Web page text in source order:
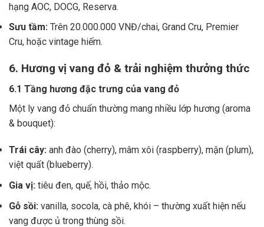
hạng AOC, DOCG, Reserva.
Sưu tầm: Trên 20.000.000 VNĐ/chai, Grand Cru, Premier
Cru, hoặc vintage hiếm.
6. Hương vị vang đỏ & trải nghiệm thưởng thức
6.1 Tầng hương đặc trưng của vang đỏ
Một ly vang đỏ chuẩn thường mang nhiều lớp hương (aroma
& bouquet):
Trái cây: anh đào (cherry), mâm xôi (raspberry), mận (plum),
việt quất (blueberry).
Gia vị: tiêu đen, quế, hồi, thảo mộc.
Gỗ sồi: vanilla, socola, cà phê, khói – thường xuất hiện nếu
vang được ủ trong thùng sồi.